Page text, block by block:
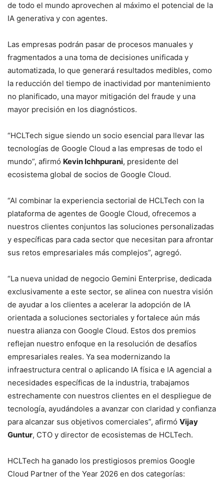
de todo el mundo aprovechen al máximo el potencial de la
IA generativa y con agentes.
Las empresas podrán pasar de procesos manuales y
fragmentados a una toma de decisiones unificada y
automatizada, lo que generará resultados medibles, como
la reducción del tiempo de inactividad por mantenimiento
no planificado, una mayor mitigación del fraude y una
mayor precisión en los diagnósticos.
“HCLTech sigue siendo un socio esencial para llevar las
tecnologías de Google Cloud a las empresas de todo el
mundo”, afirmó Kevin Ichhpurani, presidente del
ecosistema global de socios de Google Cloud.
“Al combinar la experiencia sectorial de HCLTech con la
plataforma de agentes de Google Cloud, ofrecemos a
nuestros clientes conjuntos las soluciones personalizadas
y específicas para cada sector que necesitan para afrontar
sus retos empresariales más complejos”, agregó.
“La nueva unidad de negocio Gemini Enterprise, dedicada
exclusivamente a este sector, se alinea con nuestra visión
de ayudar a los clientes a acelerar la adopción de IA
orientada a soluciones sectoriales y fortalece aún más
nuestra alianza con Google Cloud. Estos dos premios
reflejan nuestro enfoque en la resolución de desafíos
empresariales reales. Ya sea modernizando la
infraestructura central o aplicando IA física e IA agencial a
necesidades específicas de la industria, trabajamos
estrechamente con nuestros clientes en el despliegue de
tecnología, ayudándoles a avanzar con claridad y confianza
para alcanzar sus objetivos comerciales”, afirmó Vijay
Guntur, CTO y director de ecosistemas de HCLTech.
HCLTech ha ganado los prestigiosos premios Google
Cloud Partner of the Year 2026 en dos categorías: